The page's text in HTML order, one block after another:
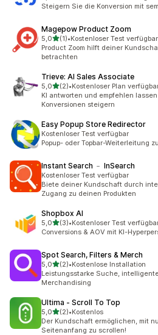
Steigern Sie die Konversion mit
Magepow Product Zoom
5,0von 5 Sternen
(1)
1 Rezensionen insgesamt
•Kostenloser Test verfügbar
Product Zoom hilft deiner
betrachten
Trieve: AI Sales Associate
5,0von 5 Sternen
(2)
2 Rezensionen insgesamt
•Kostenloser Plan
KI antworten und empfehlen
Konversionen steigern
Easy Popup Store Redirector
Kostenloser Test verfügbar
Popup- oder Topbar-Weiterleitung
Instant Search ﹣ InSearch
Kostenloser Test verfügbar
Biete deiner Kundschaft durch
Zugang zu deinen Produkten
Shopbox AI
5,0von 5 Sternen
(3)
3 Rezensionen insgesamt
•Kostenloser Test
Conversions & AOV mit KI-
Spot Search, Filters & Merch
5,0von 5 Sternen
(2)
2 Rezensionen insgesamt
•Kostenlose Installation
Leistungsstarke Suche,
Merchandising
Ultima ‑ Scroll To Top
5,0von 5 Sternen
(2)
2 Rezensionen insgesamt
•Kostenlos
Der Kundschaft ermöglichen, mit
Seitenanfang zu scrollen!